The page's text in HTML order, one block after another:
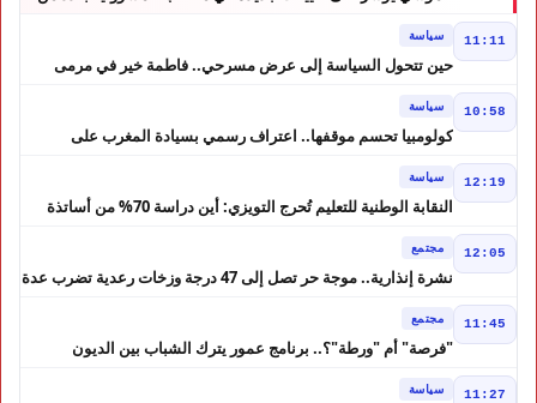
11:11 سياسة
حين تتحول السياسة إلى عرض مسرحي.. فاطمة خير في مرمى
10:58 سياسة
كولومبيا تحسم موقفها.. اعتراف رسمي بسيادة المغرب على
12:19 سياسة
النقابة الوطنية للتعليم تُحرج التويزي: أين دراسة 70% من أساتذة
12:05 مجتمع
نشرة إنذارية.. موجة حر تصل إلى 47 درجة وزخات رعدية تضرب عدة
11:45 مجتمع
"فرصة" أم "ورطة"؟.. برنامج عمور يترك الشباب بين الديون
11:27 سياسة